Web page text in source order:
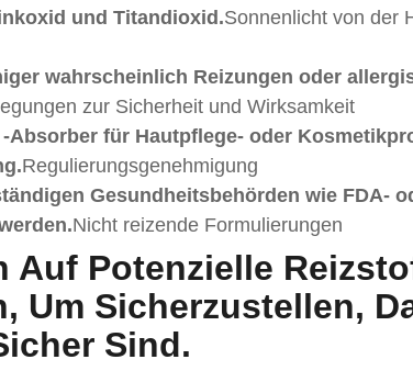
und Titandioxid.Sonnenlicht von der
wahrscheinlich Reizungen oder
zur Sicherheit und Wirksamkeit
Absorber für Hautpflege- oder
Regulierungsgenehmigung
Gesundheitsbehörden wie FDA-
Nicht reizende Formulierungen
Auf Potenzielle
Um Sicherzustellen,
Sind.